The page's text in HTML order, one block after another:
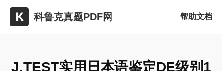
科鲁克真题PDF网 帮助文档
J.TEST实用日本语鉴定DE级别1